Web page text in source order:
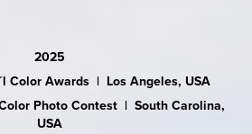
2025
Color Awards | Los Angeles, USA
Photo Contest | South Carolina,
USA